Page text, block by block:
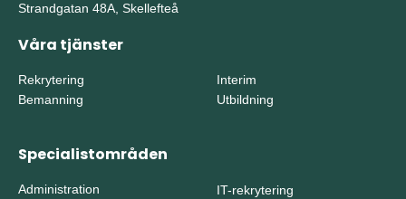
Strandgatan 48A, Skellefteå
Våra tjänster
Rekrytering
Bemanning
Interim
Utbildning
Specialistområden
Administration
IT-rekrytering